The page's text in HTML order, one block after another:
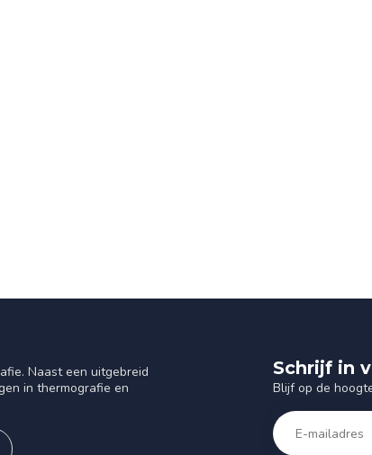
Naast een uitgebreid
in thermografie en
Schrijf in
Blijf op de